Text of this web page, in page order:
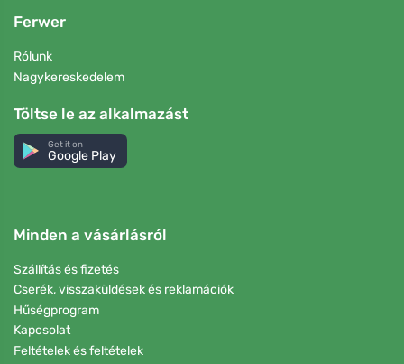
Ferwer
Rólunk
Nagykereskedelem
Töltse le az alkalmazást
Get it on
Google Play
Minden a vásárlásról
Szállítás és fizetés
Cserék, visszaküldések és reklamációk
Hűségprogram
Kapcsolat
Feltételek és feltételek